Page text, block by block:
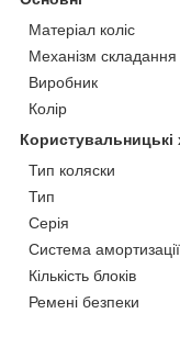
Матеріал коліс
Механізм складання
Виробник
Колір
Користувальницькі
Тип коляски
Тип
Серія
Система амортизації
Кількість блоків
Ремені безпеки